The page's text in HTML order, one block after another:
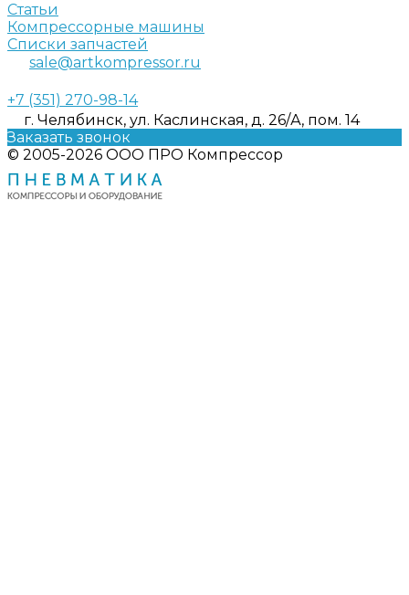
Статьи
Компрессорные машины
Списки запчастей
sale@artkompressor.ru
+7 (351) 270-98-14
г. Челябинск, ул. Каслинская, д. 26/А, пом. 14
Заказать звонок
© 2005-2026 ООО ПРО Компрессор